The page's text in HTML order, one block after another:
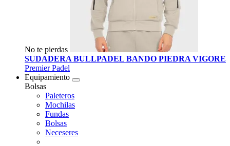
No te pierdas
SUDADERA BULLPADEL BANDO PIEDRA VIGORE
Premier Padel
Equipamiento
Bolsas
Paleteros
Mochilas
Fundas
Bolsas
Neceseres